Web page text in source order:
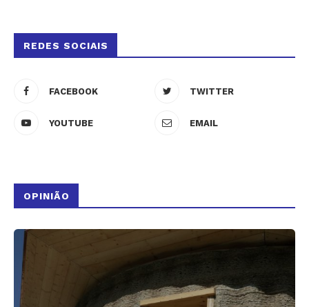
REDES SOCIAIS
FACEBOOK TWITTER
YOUTUBE EMAIL
OPINIÃO